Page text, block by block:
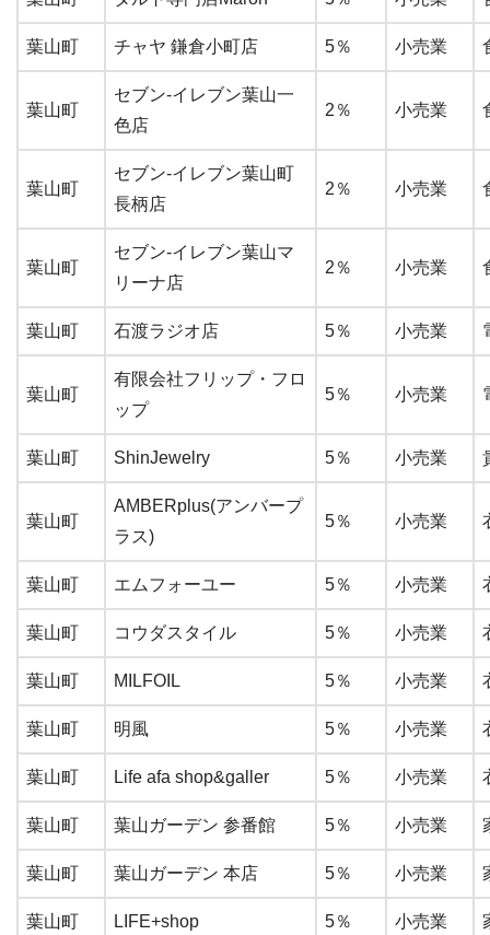
葉山町 チャヤ 鎌倉小町店 5％ 小売業
葉山町
セブン-イレブン葉山一
色店
2％ 小売業
葉山町
セブン-イレブン葉山町
長柄店
2％ 小売業
葉山町
セブン-イレブン葉山マ
リーナ店
2％ 小売業
葉山町 石渡ラジオ店 5％ 小売業
葉山町
有限会社フリップ・フロ
ップ
5％ 小売業
葉山町 ShinJewelry 5％ 小売業
葉山町
AMBERplus(アンバープ
ラス)
5％ 小売業
葉山町 エムフォーユー 5％ 小売業
葉山町 コウダスタイル 5％ 小売業
葉山町 MILFOIL 5％ 小売業
葉山町 明風 5％ 小売業
葉山町 Life afa shop&galler 5％ 小売業
葉山町 葉山ガーデン 参番館 5％ 小売業
葉山町 葉山ガーデン 本店 5％ 小売業
葉山町 LIFE+shop 5％ 小売業